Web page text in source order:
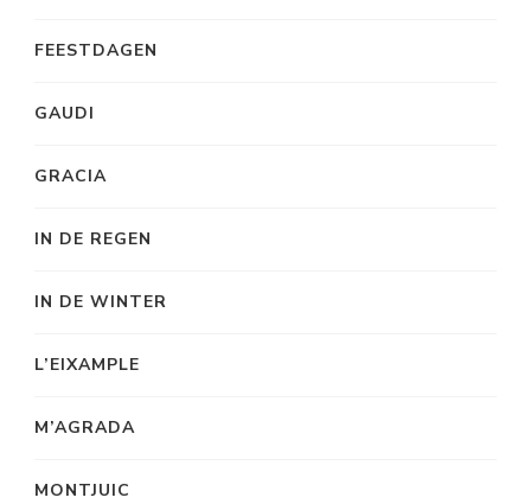
FEESTDAGEN
GAUDI
GRACIA
IN DE REGEN
IN DE WINTER
L’EIXAMPLE
M’AGRADA
MONTJUIC